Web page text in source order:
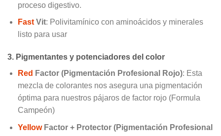
proceso digestivo.
Fast Vit: Polivitamínico con aminoácidos y minerales
listo para usar
3. Pigmentantes y potenciadores del color
Red Factor (Pigmentación Profesional Rojo): Esta
mezcla de colorantes nos asegura una pigmentación
óptima para nuestros pájaros de factor rojo (Formula
Campeón)
Yellow Factor + Protector (Pigmentación Profesional